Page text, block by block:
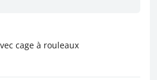
cage à rouleaux